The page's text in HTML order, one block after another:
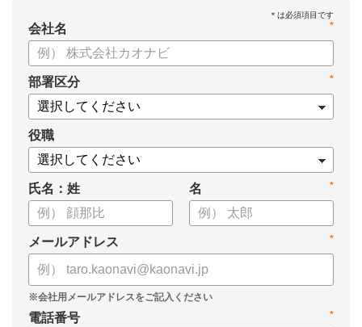
【資料の内容】
・不適切な人員配置の要因と悪影響
・データドリブンな人材配置のメリット
・導入イメージとリーダー育成への応用
*
会社名
*
部署区分
役職
氏名：姓 *
名
*
メールアドレス
*
電話番号